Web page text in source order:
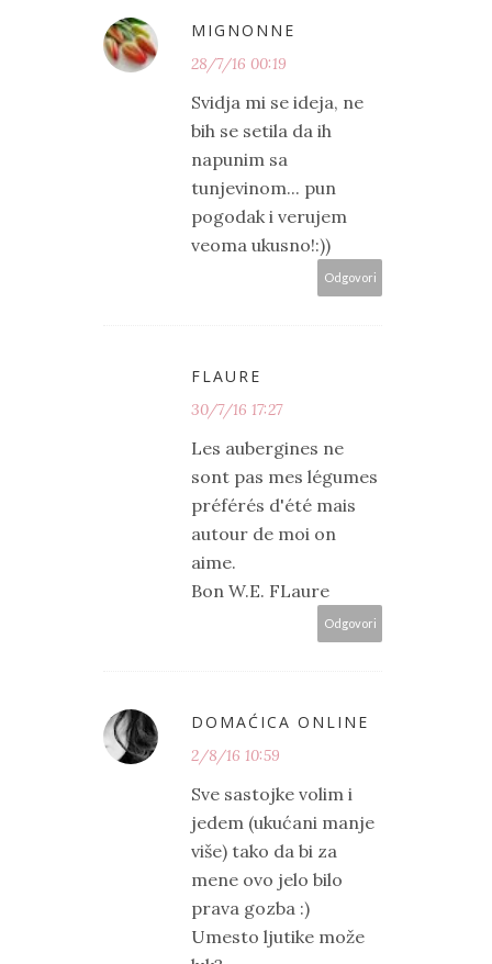
MIGNONNE
28/7/16 00:19
Svidja mi se ideja, ne
bih se setila da ih
napunim sa
tunjevinom... pun
pogodak i verujem
veoma ukusno!:))
Odgovori
FLAURE
30/7/16 17:27
Les aubergines ne
sont pas mes légumes
préférés d'été mais
autour de moi on
aime.
Bon W.E. FLaure
Odgovori
DOMAĆICA ONLINE
2/8/16 10:59
Sve sastojke volim i
jedem (ukućani manje
više) tako da bi za
mene ovo jelo bilo
prava gozba :)
Umesto ljutike može